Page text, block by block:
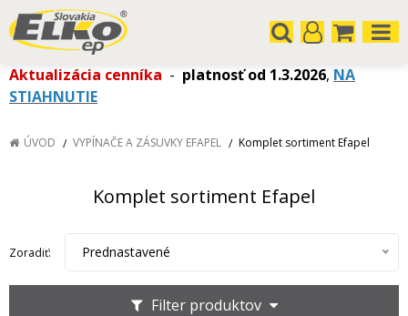
Aktualizácia cenníka - platnosť od 1.3.2026, NA
STIAHNUTIE
ÚVOD VYPÍNAČE A ZÁSUVKY EFAPEL Komplet sortiment Efapel
Komplet sortiment Efapel
Filter produktov
Zoradiť: Prednastavené